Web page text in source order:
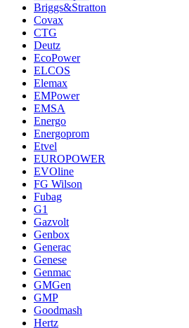
Briggs&Stratton
Covax
CTG
Deutz
EcoPower
ELCOS
Elemax
EMPower
EMSA
Energo
Energoprom
Etvel
EUROPOWER
EVOline
FG Wilson
Fubag
G1
Gazvolt
Genbox
Generac
Genese
Genmac
GMGen
GMP
Goodmash
Hertz